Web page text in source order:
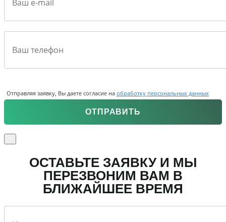
Отправляя заявку, Вы даете согласие на обработку персональных данных
ОСТАВЬТЕ ЗАЯВКУ И МЫ
ПЕРЕЗВОНИМ ВАМ В
БЛИЖАЙШЕЕ ВРЕМЯ